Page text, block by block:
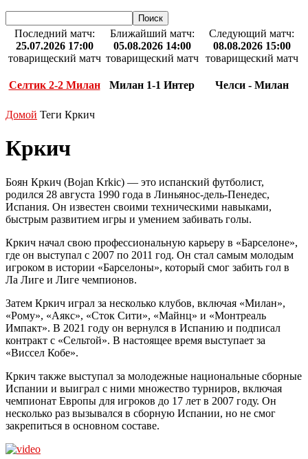
Последний матч:
25.07.2026 17:00
товарищеский матч
Селтик 2-2 Милан
Ближайший матч:
05.08.2026 14:00
товарищеский матч
Милан 1-1 Интер
Следующий матч:
08.08.2026 15:00
товарищеский матч
Челси - Милан
Домой Теги Кркич
Кркич
Боян Кркич (Bojan Krkic) — это испанский футболист,
родился 28 августа 1990 года в Линьянос-дель-Пенедес,
Испания. Он известен своими техническими навыками,
быстрым развитием игры и умением забивать голы.
Кркич начал свою профессиональную карьеру в «Барселоне»,
где он выступал с 2007 по 2011 год. Он стал самым молодым
игроком в истории «Барселоны», который смог забить гол в
Ла Лиге и Лиге чемпионов.
Затем Кркич играл за несколько клубов, включая «Милан»,
«Рому», «Аякс», «Сток Сити», «Майнц» и «Монтреаль
Импакт». В 2021 году он вернулся в Испанию и подписал
контракт с «Сельтой». В настоящее время выступает за
«Виссел Кобе».
Кркич также выступал за молодежные национальные сборные
Испании и выиграл с ними множество турниров, включая
чемпионат Европы для игроков до 17 лет в 2007 году. Он
несколько раз вызывался в сборную Испании, но не смог
закрепиться в основном составе.